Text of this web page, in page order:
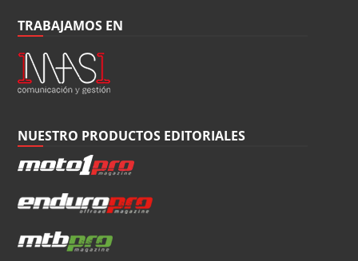
TRABAJAMOS EN
NUESTRO PRODUCTOS EDITORIALES